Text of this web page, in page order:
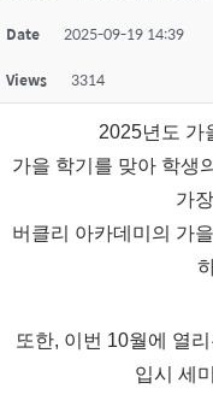
Date 2025-09-19 14:39
Views 3314
2025년도 가
가을 학기 를 맞아 학생
가
버클리 아카데미의 가
또한, 이번 10월에 열
입시 세